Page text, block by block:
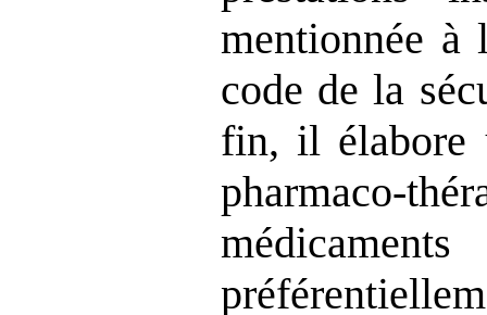
mentionnée à
code de la
fin, il élabore